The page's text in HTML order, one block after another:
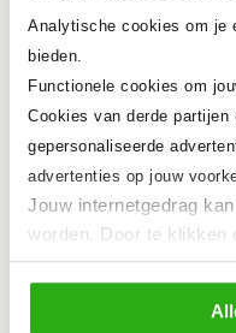
Analytische cookies om je
bieden.
Functionele cookies om
Cookies van derde
gepersonaliseerde
advertenties op jouw
Jouw internetgedrag
worden. Door te klikken
lezen over onze
Door op 'Alles toestaan'
gebruik van alle cookies
Atlas,
Leisure
organiseert
onderwijs en
van toerisme en